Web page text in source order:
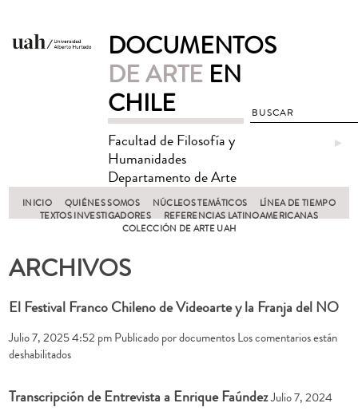
DOCUMENTOS
DE ARTE EN
CHILE
Facultad de Filosofía y
Humanidades
Departamento de Arte
►
INICIO QUIÉNES SOMOS NÚCLEOS TEMÁTICOS
LÍNEA DE TIEMPO
TEXTOS INVESTIGADORES
REFERENCIAS LATINOAMERICANAS
COLECCIÓN DE ARTE UAH
ARCHIVOS
El Festival Franco Chileno de Videoarte y la Franja del NO
Julio 7, 2025 4:52 pmPublicado pordocumentosLos comentarios están
deshabilitadosen
Festival
Franco
Transcripción de Entrevista a Enrique FaúndezJulio 7, 2024